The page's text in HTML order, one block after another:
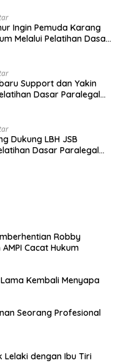
Ingin Pemuda Karang
Melalui Pelatihan Dasar
Support dan Yakin
Dasar Paralegal
Dukung LBH JSB
Dasar Paralegal
Robby
Cacat Hukum
Kembali Menyapa
Seorang Profesional
Lelaki dengan Ibu Tiri